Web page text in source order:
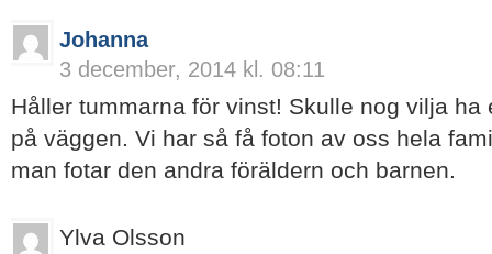
Johanna
3 december, 2014 kl. 08:11
Håller tummarna för vinst! Skulle nog vilja ha
på väggen. Vi har så få foton av oss hela
man fotar den andra föräldern och barnen.
Ylva Olsson